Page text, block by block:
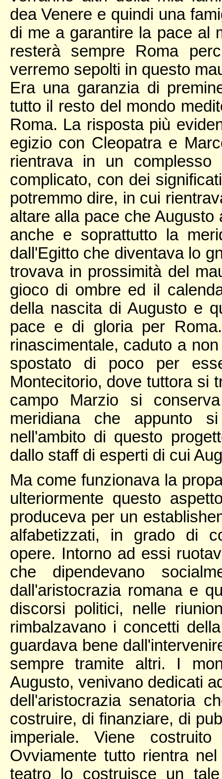
dea Venere e quindi una
di me a garantire la pace al
resterà sempre Roma
verremo sepolti in questo
Era una garanzia di
tutto il resto del mondo
Roma. La risposta più
egizio con Cleopatra e
rientrava in un
complicato, con dei
potremmo dire, in cui
altare alla pace che
anche e soprattutto la
dall'Egitto che diventava lo
trovava in prossimità del
gioco di ombre ed il
della nascita di Augusto e
pace e di gloria per
rinascimentale, caduto a
spostato di poco per
Montecitorio, dove tuttora si
campo Marzio si
meridiana che appunto
nell'ambito di questo
dallo staff di esperti di cui
Ma come funzionava la
ulteriormente questo
produceva per un
alfabetizzati, in grado di
opere. Intorno ad essi
che dipendevano
dall'aristocrazia romana e
discorsi politici, nelle
rimbalzavano i concetti
guardava bene
sempre tramite altri. I
Augusto, venivano dedicati
dell'aristocrazia senatoria
costruire, di finanziare, di
imperiale. Viene
Ovviamente tutto rientra
teatro lo costruisce un